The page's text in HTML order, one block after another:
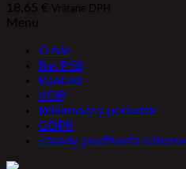
18,65 € Vrátane DPH
Menu
O nás
Bar P38
Kontakt
VOP
Reklamačný poriadok
GDPR
Zásady používania